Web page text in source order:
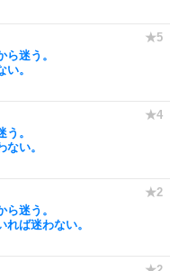
迷う。
。
。
い。
迷う。
れば迷わない。